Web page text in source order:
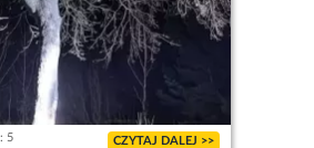
5 CZYTAJ DALEJ >>